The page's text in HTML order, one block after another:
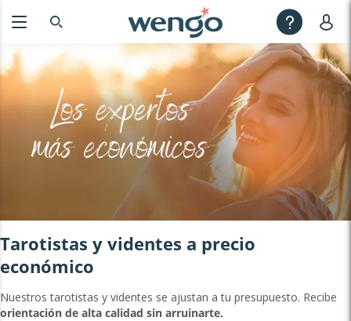
Tarotistas y videntes a precio
económico
Nuestros tarotistas y videntes se ajustan a tu presupuesto. Recibe
orientación de alta calidad sin arruinarte.